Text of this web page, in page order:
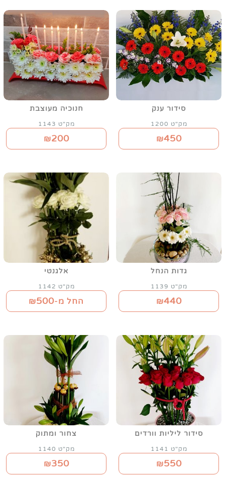
סידור ענק
מק"ט 1200
₪450
חנוכיה מעוצבת
מק"ט 1143
₪200
גדות הנחל
מק"ט 1139
₪440
אלגנטי
מק"ט 1142
החל מ-₪500
סידור ליליות וורדים
מק"ט 1141
₪550
צחור ומתוק
מק"ט 1140
₪350